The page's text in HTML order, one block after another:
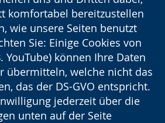
komfortabel bereitzustellen
wie unsere Seiten benutzt
Sie: Einige Cookies von
YouTube) können Ihre Daten
übermitteln, welche nicht das
das der DS-GVO entspricht.
jederzeit über die
unten auf der Seite